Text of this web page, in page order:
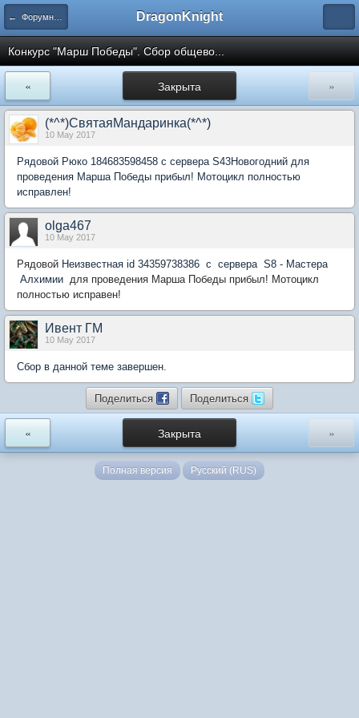
← Форумные игры DragonKnight
Конкурс "Марш Победы". Сбор общево...
Закрыта
« »
(*^*)СвятаяМандаринка(*^*)
10 May 2017
Рядовой Рюко 184683598458 с сервера S43Новогодний для
проведения Марша Победы прибыл! Мотоцикл полностью
исправлен!
olga467
10 May 2017
Рядовой Неизвестная id 34359738386 с сервера S8 - Мастера
Алхимии для проведения Марша Победы прибыл! Мотоцикл
полностью исправен!
Ивент ГМ
10 May 2017
Сбор в данной теме завершен.
Поделиться Поделиться
Закрыта
« »
Полная версия Русский (RUS)